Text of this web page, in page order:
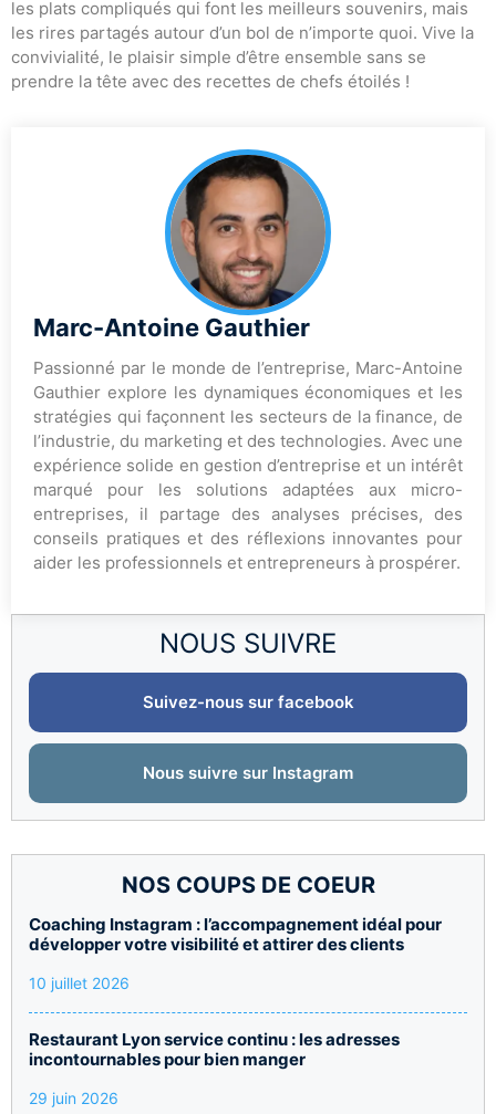
NOUS SUIVRE
Suivez-nous sur facebook
Nous suivre sur Instagram
NOS COUPS DE COEUR
Coaching Instagram : l’accompagnement idéal pour
développer votre visibilité et attirer des clients
10 juillet 2026
Restaurant Lyon service continu : les adresses
incontournables pour bien manger
29 juin 2026
les plats compliqués qui font les meilleurs souvenirs, mais
les rires partagés autour d’un bol de n’importe quoi. Vive la
convivialité, le plaisir simple d’être ensemble sans se
prendre la tête avec des recettes de chefs étoilés !
Marc-Antoine Gauthier
Passionné par le monde de l’entreprise, Marc-Antoine
Gauthier explore les dynamiques économiques et les
stratégies qui façonnent les secteurs de la finance, de
l’industrie, du marketing et des technologies. Avec une
expérience solide en gestion d’entreprise et un intérêt
marqué pour les solutions adaptées aux micro-
entreprises, il partage des analyses précises, des
conseils pratiques et des réflexions innovantes pour
aider les professionnels et entrepreneurs à prospérer.